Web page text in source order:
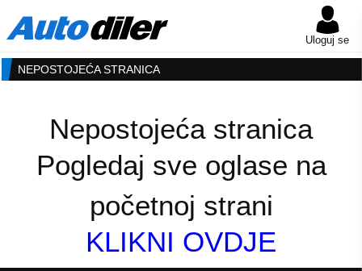
Uloguj se
NEPOSTOJEĆA STRANICA
Nepostojeća stranica
Pogledaj sve oglase na
početnoj strani
KLIKNI OVDJE